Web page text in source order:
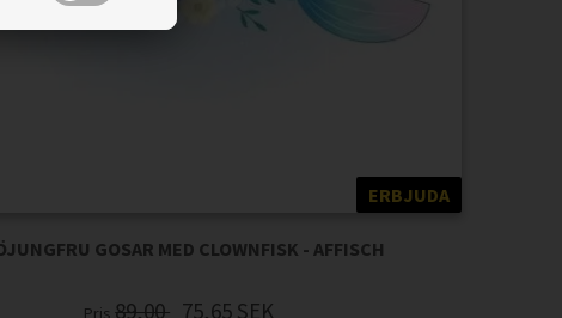
ERBJUDA
GOSAR MED CLOWNFISK - AFFISCH
Pris89,00 75,65 SEK